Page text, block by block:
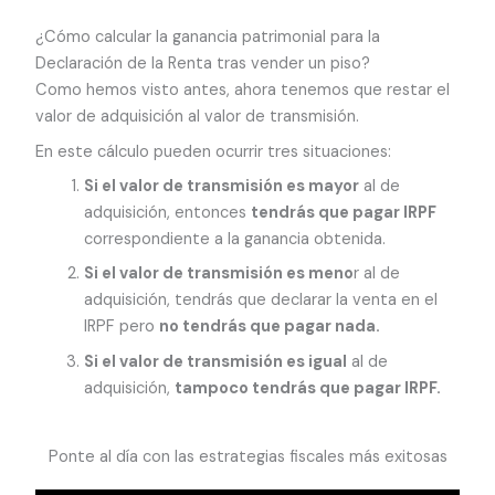
¿Cómo calcular la ganancia patrimonial para la
Declaración de la Renta tras vender un piso?
Como hemos visto antes, ahora tenemos que restar el
valor de adquisición al valor de transmisión.
En este cálculo pueden ocurrir tres situaciones:
Si el valor de transmisión es mayor al de
adquisición, entonces tendrás que pagar IRPF
correspondiente a la ganancia obtenida.
Si el valor de transmisión es menor al de
adquisición, tendrás que declarar la venta en el
IRPF pero no tendrás que pagar nada.
Si el valor de transmisión es igual al de
adquisición, tampoco tendrás que pagar IRPF.
Ponte al día con las estrategias fiscales más exitosas